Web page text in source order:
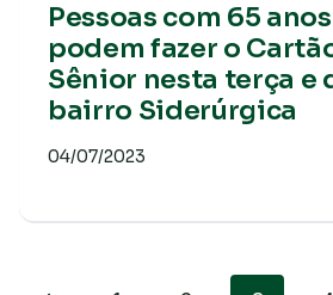
Pessoas com 65
podem fazer o
Sênior nesta terça e
bairro Siderúrgica
04/07/2023